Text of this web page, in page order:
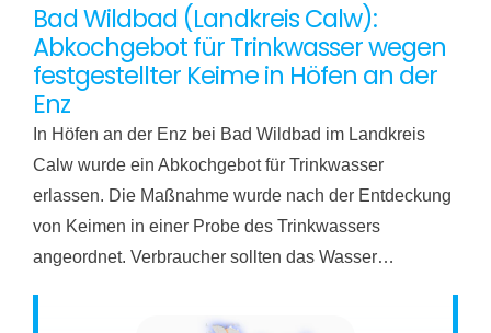
Bad Wildbad (Landkreis Calw):
Abkochgebot für Trinkwasser wegen
festgestellter Keime in Höfen an der
Enz
In Höfen an der Enz bei Bad Wildbad im Landkreis
Calw wurde ein Abkochgebot für Trinkwasser
erlassen. Die Maßnahme wurde nach der Entdeckung
von Keimen in einer Probe des Trinkwassers
angeordnet. Verbraucher sollten das Wasser…